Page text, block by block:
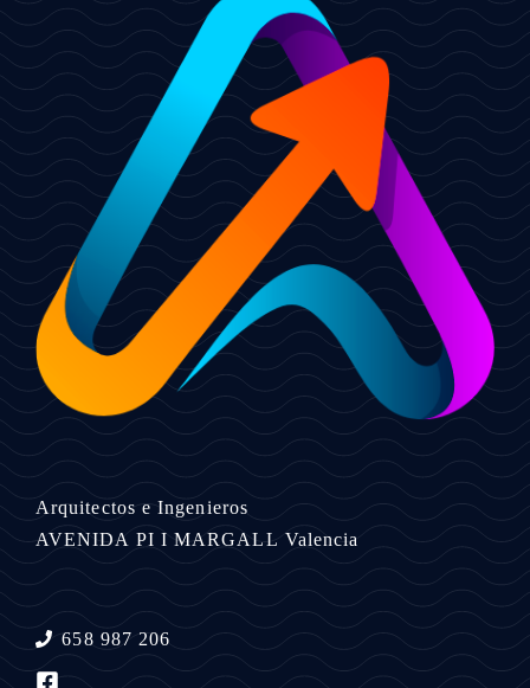
Arquitectos e Ingenieros
AVENIDA PI I MARGALL Valencia
658 987 206